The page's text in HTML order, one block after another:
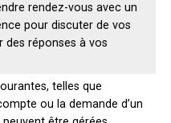
rendez-vous avec un
pour discuter de vos
des réponses à vos
telles que
ou la demande d’un